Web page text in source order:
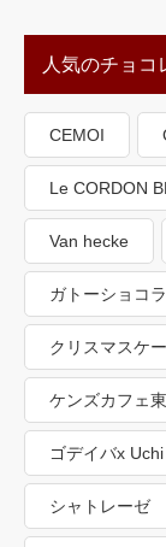
人気のチョコ
CEMOI
Le CORDON
Van hecke
ガトーショコラ
クリスマスケ
ケンズカフェ
ゴデイバx
シャトレーゼ